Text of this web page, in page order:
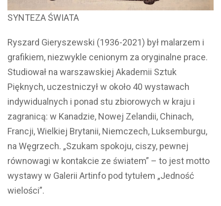
SYNTEZA ŚWIATA
Ryszard Gieryszewski (1936-2021) był malarzem i
grafikiem, niezwykle cenionym za oryginalne prace.
Studiował na warszawskiej Akademii Sztuk
Pięknych, uczestniczył w około 40 wystawach
indywidualnych i ponad stu zbiorowych w kraju i
zagranicą: w Kanadzie, Nowej Zelandii, Chinach,
Francji, Wielkiej Brytanii, Niemczech, Luksemburgu,
na Węgrzech. „Szukam spokoju, ciszy, pewnej
równowagi w kontakcie ze światem” – to jest motto
wystawy w Galerii Artinfo pod tytułem „Jedność
wielości”.